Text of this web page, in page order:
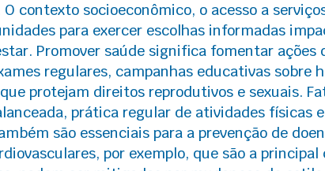
contexto socioeconômico, o acesso a
para exercer escolhas informadas
Promover saúde significa fomentar ações
regulares, campanhas educativas sobre
protejam direitos reprodutivos e sexuais.
prática regular de atividades físicas e
são essenciais para a prevenção de
por exemplo, que são a principal